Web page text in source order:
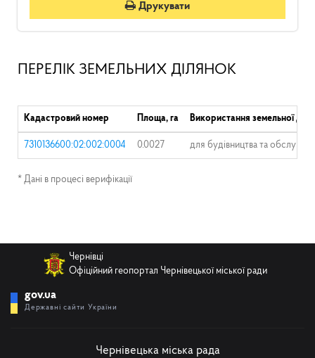
Друкувати
ПЕРЕЛІК ЗЕМЕЛЬНИХ ДІЛЯНОК
Кадастровий номер Площа, га Використання земельної
7310136600:02:002:0004 0.0027 для будівництва та
* Дані в процесі верифікації
Чернівці
Офіційний геопортал Чернівецької міської ради
gov.ua
Державні сайти України
Чернівецька міська рада